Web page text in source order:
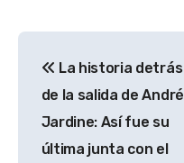
de
entradas
La historia detrás
de la salida de André
Jardine: Así fue su
última junta con el